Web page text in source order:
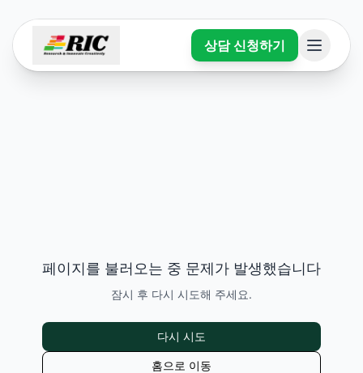
상담 신청하기
페이지를 불러오는 중 문제가 발생했습니다
잠시 후 다시 시도해 주세요.
다시 시도
홈으로 이동